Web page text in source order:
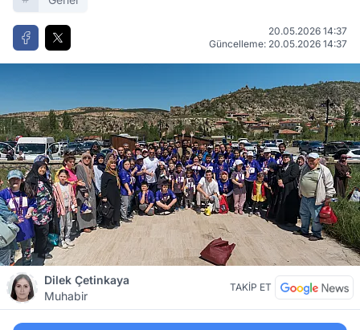
20.05.2026 14:37
Güncelleme: 20.05.2026 14:37
Dilek Çetinkaya
Muhabir
TAKİP ET